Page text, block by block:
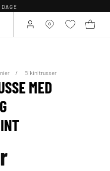
Bikinitrusser
MED